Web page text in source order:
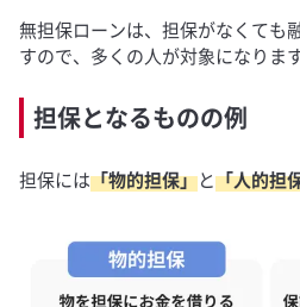
無担保ローンは、担保がなくても
すので、多くの人が対象になります
担保となるものの例
担保には「物的担保」と「人的担